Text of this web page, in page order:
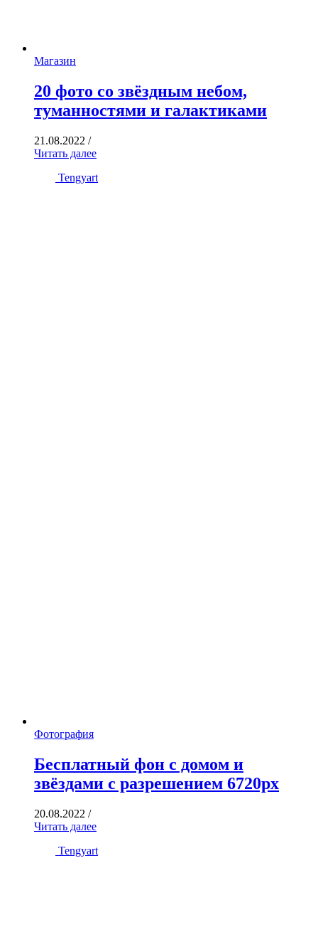
Магазин
20 фото со звёздным небом,
туманностями и галактиками
21.08.2022 /
Читать далее
Tengyart
Фотография
Бесплатный фон с домом и
звёздами с разрешением 6720px
20.08.2022 /
Читать далее
Tengyart